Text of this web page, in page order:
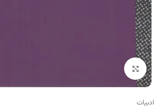
برای بزرگنمایی کلیک کنید
ادبیات